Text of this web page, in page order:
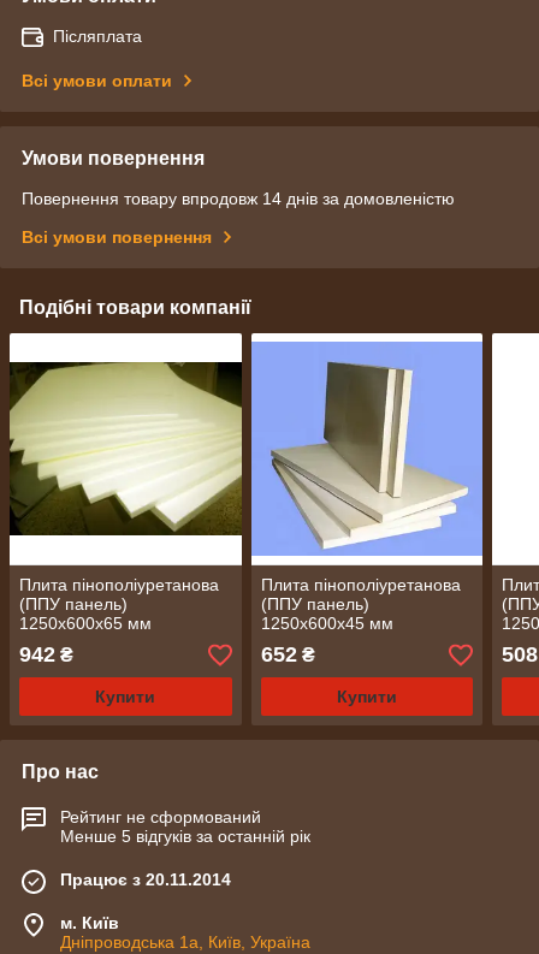
Післяплата
Всі умови оплати
Умови повернення
Повернення товару впродовж 14 днів за домовленістю
Всі умови повернення
Подібні товари компанії
Плита пінополіуретанова
(ППУ панель)
1250х600х65 мм
942 ₴
Купити
Плита пінополіуретанова
(ППУ панель)
1250х600х45 мм
652₴
Купити
508
Про нас
Рейтинг не сформований
Менше 5 відгуків за останній рік
Працює з 20.11.2014
м. Київ
Дніпроводська 1а, Київ, Україна